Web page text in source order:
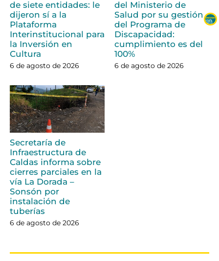
de siete entidades: le
dijeron sí a la
Plataforma
Interinstitucional para
la Inversión en
Cultura
6 de agosto de 2026
del Ministerio de
Salud por su gestión
del Programa de
Discapacidad:
cumplimiento es del
100%
6 de agosto de 2026
Secretaría de
Infraestructura de
Caldas informa sobre
cierres parciales en la
vía La Dorada –
Sonsón por
instalación de
tuberías
6 de agosto de 2026